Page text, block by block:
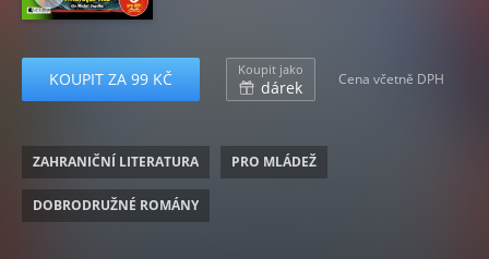
KOUPIT ZA 99 KČ Koupit jako
dárek Cena včetně DPH
ZAHRANIČNÍ LITERATURA PRO MLÁDEŽ
DOBRODRUŽNÉ ROMÁNY